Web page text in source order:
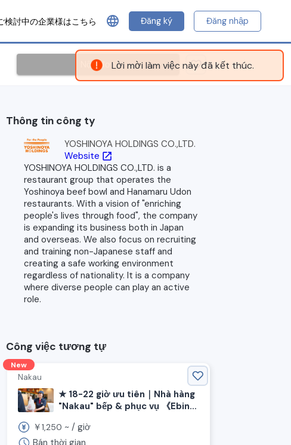
Lời mời làm việc này đã kết thúc.
検討中の企業様はこちら language Đăng ký Đăng nhập
Nộp đơn
Thông tin công ty
YOSHINOYA HOLDINGS CO.,LTD.
Website open_in_new
YOSHINOYA HOLDINGS CO.,LTD. is a
restaurant group that operates the
Yoshinoya beef bowl and Hanamaru Udon
restaurants. With a vision of "enriching
people's lives through food", the company
is expanding its business both in Japan
and overseas. We also focus on recruiting
and training non-Japanese staff and
creating a safe working environment
regardless of nationality. It is a company
where diverse people can play an active
role.
Công việc tương tự
New
Nakau
★ 18-22 giờ ưu tiên｜Nhà hàng
"Nakau" bếp & phục vụ 《Ebina,
￥1,250 ~ / giờ